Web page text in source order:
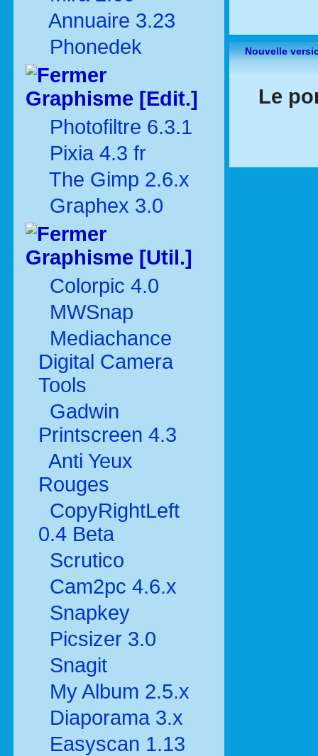
Annuaire 3.23
Phonedek
Graphisme [Edit.]
Photofiltre 6.3.1
Pixia 4.3 fr
The Gimp 2.6.x
Graphex 3.0
Graphisme [Util.]
Colorpic 4.0
MWSnap
Mediachance
Digital Camera
Tools
Gadwin
Printscreen 4.3
Anti Yeux
Rouges
CopyRightLeft
0.4 Beta
Scrutico
Cam2pc 4.6.x
Snapkey
Picsizer 3.0
Snagit
My Album 2.5.x
Diaporama 3.x
Easyscan 1.13
Nouvelle
Le